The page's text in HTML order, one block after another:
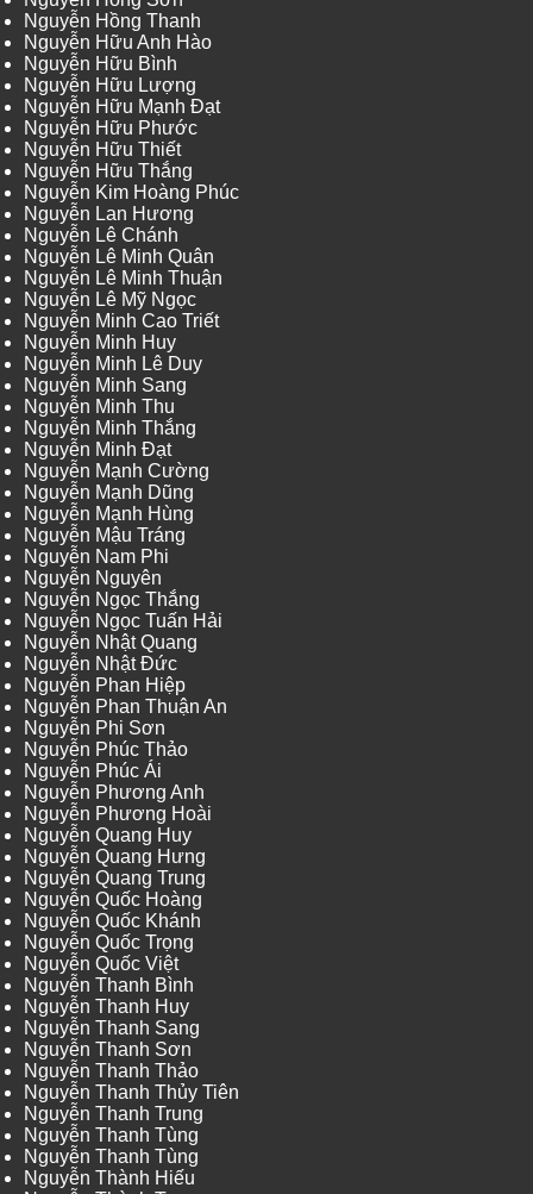
Nguyễn Hồng Thanh
Nguyễn Hữu Anh Hào
Nguyễn Hữu Bình
Nguyễn Hữu Lượng
Nguyễn Hữu Mạnh Đạt
Nguyễn Hữu Phước
Nguyễn Hữu Thiết
Nguyễn Hữu Thắng
Nguyễn Kim Hoàng Phúc
Nguyễn Lan Hương
Nguyễn Lê Chánh
Nguyễn Lê Minh Quân
Nguyễn Lê Minh Thuận
Nguyễn Lê Mỹ Ngọc
Nguyễn Minh Cao Triết
Nguyễn Minh Huy
Nguyễn Minh Lê Duy
Nguyễn Minh Sang
Nguyễn Minh Thu
Nguyễn Minh Thắng
Nguyễn Minh Đạt
Nguyễn Mạnh Cường
Nguyễn Mạnh Dũng
Nguyễn Mạnh Hùng
Nguyễn Mậu Tráng
Nguyễn Nam Phi
Nguyễn Nguyên
Nguyễn Ngọc Thắng
Nguyễn Ngọc Tuấn Hải
Nguyễn Nhật Quang
Nguyễn Nhật Đức
Nguyễn Phan Hiệp
Nguyễn Phan Thuận An
Nguyễn Phi Sơn
Nguyễn Phúc Thảo
Nguyễn Phúc Ái
Nguyễn Phương Anh
Nguyễn Phương Hoài
Nguyễn Quang Huy
Nguyễn Quang Hưng
Nguyễn Quang Trung
Nguyễn Quốc Hoàng
Nguyễn Quốc Khánh
Nguyễn Quốc Trọng
Nguyễn Quốc Việt
Nguyễn Thanh Bình
Nguyễn Thanh Huy
Nguyễn Thanh Sang
Nguyễn Thanh Sơn
Nguyễn Thanh Thảo
Nguyễn Thanh Thủy Tiên
Nguyễn Thanh Trung
Nguyễn Thanh Tùng
Nguyễn Thanh Tùng
Nguyễn Thành Hiếu